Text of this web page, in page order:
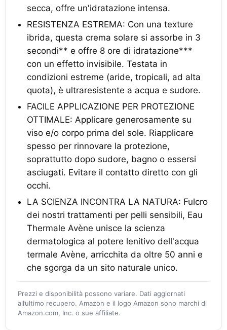
secca, offre un'idratazione intensa.
RESISTENZA ESTREMA: Con una texture
ibrida, questa crema solare si assorbe in 3
secondi** e offre 8 ore di idratazione***
con un effetto invisibile. Testata in
condizioni estreme (aride, tropicali, ad alta
quota), è ultraresistente a acqua e sudore.
FACILE APPLICAZIONE PER PROTEZIONE
OTTIMALE: Applicare generosamente su
viso e/o corpo prima del sole. Riapplicare
spesso per rinnovare la protezione,
soprattutto dopo sudore, bagno o essersi
asciugati. Evitare il contatto diretto con gli
occhi.
LA SCIENZA INCONTRA LA NATURA: Fulcro
dei nostri trattamenti per pelli sensibili, Eau
Thermale Avène unisce la scienza
dermatologica al potere lenitivo dell'acqua
termale Avène, arricchita da oltre 50 anni e
che sgorga da un sito naturale unico.
Prezzi e disponibilità possono variare. Dati aggiornati
all’ultimo recupero. Amazon e il logo Amazon sono marchi di
Amazon.com, Inc. o sue affiliate.